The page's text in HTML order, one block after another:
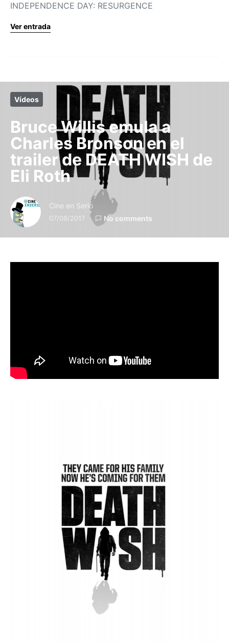
INDEPENDENCE DAY: RESURGENCE
Ver entrada
Vídeos
Bruce Willis emula a
Charles Bronson en el
trailer de DEATH WISH de
Eli Roth
Cine en Serio
07/08/2017 No comments